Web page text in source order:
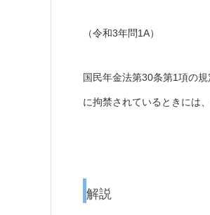
（令和3年問1A）
国民年金法第30条第1項の
に拘禁されているときには
解説